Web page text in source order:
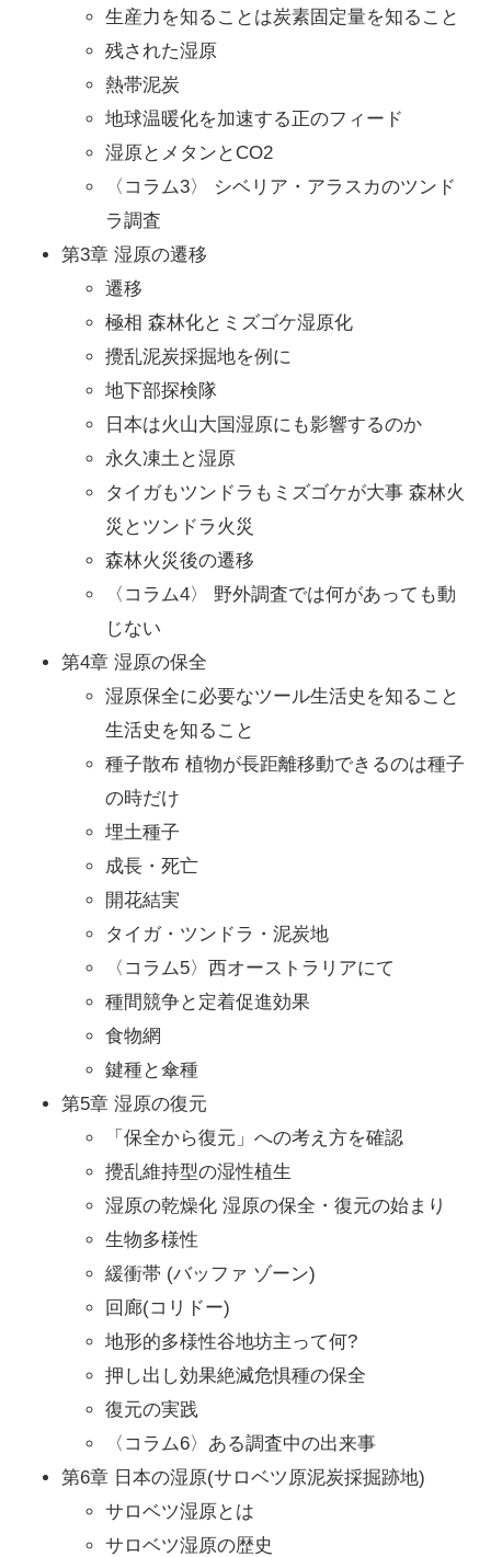
生産力を知ることは炭素固定量を知ること
残された湿原
熱帯泥炭
地球温暖化を加速する正のフィード
湿原とメタンとCO2
〈コラム3〉 シベリア・アラスカのツンド
ラ調査
第3章 湿原の遷移
遷移
極相 森林化とミズゴケ湿原化
攪乱泥炭採掘地を例に
地下部探検隊
日本は火山大国湿原にも影響するのか
永久凍土と湿原
タイガもツンドラもミズゴケが大事 森林火
災とツンドラ火災
森林火災後の遷移
〈コラム4〉 野外調査では何があっても動
じない
第4章 湿原の保全
湿原保全に必要なツール生活史を知ること
生活史を知ること
種子散布 植物が長距離移動できるのは種子
の時だけ
埋土種子
成長・死亡
開花結実
タイガ・ツンドラ・泥炭地
〈コラム5〉西オーストラリアにて
種間競争と定着促進効果
食物網
鍵種と傘種
第5章 湿原の復元
「保全から復元」への考え方を確認
攪乱維持型の湿性植生
湿原の乾燥化 湿原の保全・復元の始まり
生物多様性
緩衝帯 (バッファ ゾーン)
回廊(コリドー)
地形的多様性谷地坊主って何?
押し出し効果絶滅危惧種の保全
復元の実践
〈コラム6〉ある調査中の出来事
第6章 日本の湿原(サロベツ原泥炭採掘跡地)
サロベツ湿原とは
サロベツ湿原の歴史